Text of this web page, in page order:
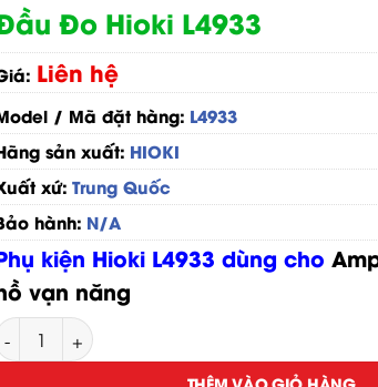
Đo Hioki L4933
Liên hệ
/ Mã đặt hàng: L4933
sản xuất: HIOKI
xứ: Trung Quốc
hành: N/A
kiện Hioki L4933 dùng cho
vạn năng
Đo Hioki L4933 số lượng